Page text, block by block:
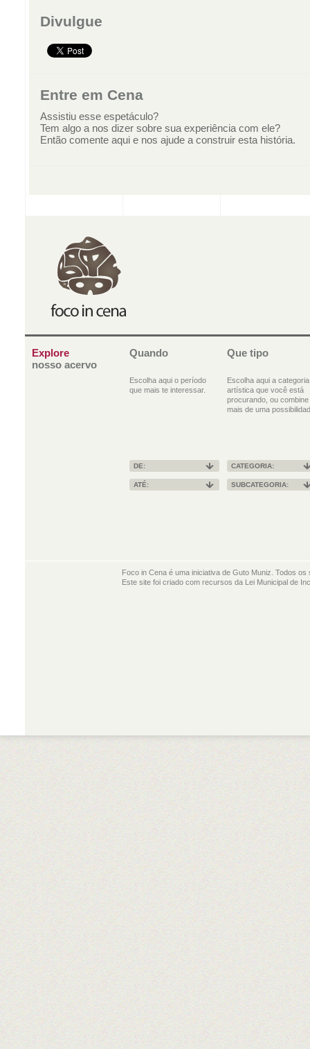
Divulgue
Entre em Cena
Assistiu esse espetáculo?
Tem algo a nos dizer sobre sua experiência com ele?
Então comente aqui e nos ajude a construir esta história.
Explore
nosso acervo
Quando
Escolha aqui o período
que mais te interessar.
Que tipo
Escolha aqui a categoria
artística que você está
procurando, ou combine
mais de uma
DE:
ATÉ:
CATEGORIA:
SUBCATEGORIA:
Foco in Cena é uma iniciativa de Guto Muniz. Todos
Este site foi criado com recursos da Lei Municipal de